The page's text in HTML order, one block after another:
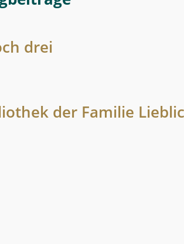
drei
der Familie